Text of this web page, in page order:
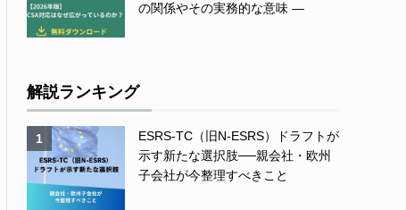
の関係やその実務的な意味 ―
解説ランキング
1
ESRS-TC（旧N-ESRS）ドラフトが
示す新たな選択肢──親会社・欧州
子会社が今整理すべきこと